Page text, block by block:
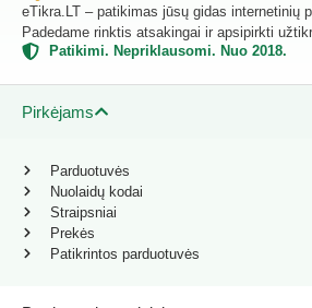
eTikra.LT – patikimas jūsų gidas internetinių
Padedame rinktis atsakingai ir apsipirkti
Patikimi. Nepriklausomi. Nuo 2018.
Pirkėjams
Parduotuvės
Nuolaidų kodai
Straipsniai
Prekės
Patikrintos parduotuvės